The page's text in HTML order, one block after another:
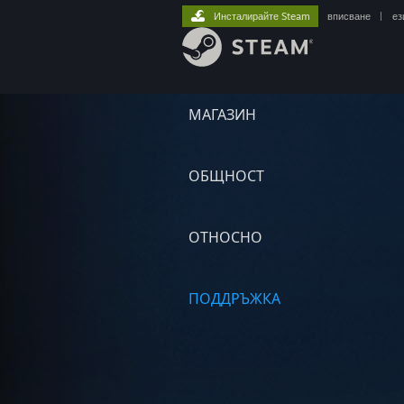
МАГАЗИН
ОБЩНОСТ
ОТНОСНО
ПОДДРЪЖКА
Инсталирайте Steam вписване